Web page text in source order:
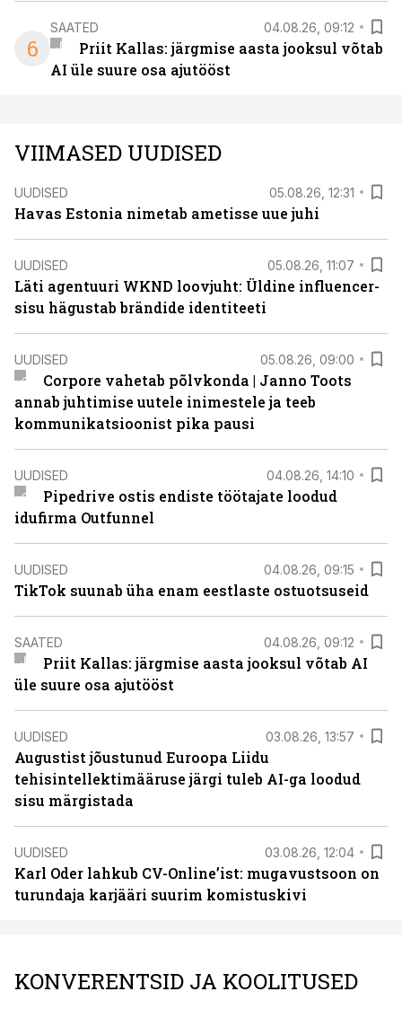
6
SAATED 04.08.26, 09:12
Priit Kallas: järgmise aasta jooksul võtab
AI üle suure osa ajutööst
VIIMASED UUDISED
UUDISED 05.08.26, 12:31
Havas Estonia nimetab ametisse uue juhi
UUDISED 05.08.26, 11:07
Läti agentuuri WKND loovjuht: Üldine influencer-
sisu hägustab brändide identiteeti
UUDISED 05.08.26, 09:00
Corpore vahetab põlvkonda | Janno Toots
annab juhtimise uutele inimestele ja teeb
kommunikatsioonist pika pausi
UUDISED 04.08.26, 14:10
Pipedrive ostis endiste töötajate loodud
idufirma Outfunnel
UUDISED 04.08.26, 09:15
TikTok suunab üha enam eestlaste ostuotsuseid
SAATED 04.08.26, 09:12
Priit Kallas: järgmise aasta jooksul võtab AI
üle suure osa ajutööst
UUDISED 03.08.26, 13:57
Augustist jõustunud Euroopa Liidu
tehisintellektimääruse järgi tuleb AI-ga loodud
sisu märgistada
UUDISED 03.08.26, 12:04
Karl Oder lahkub CV-Online’ist: mugavustsoon on
turundaja karjääri suurim komistuskivi
KONVERENTSID JA KOOLITUSED